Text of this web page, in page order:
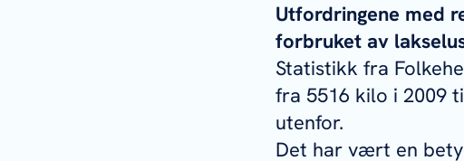
Utfordringene med
forbruket av
Statistikk fra
fra 5516 kilo i 2009
utenfor.
Det har vært en